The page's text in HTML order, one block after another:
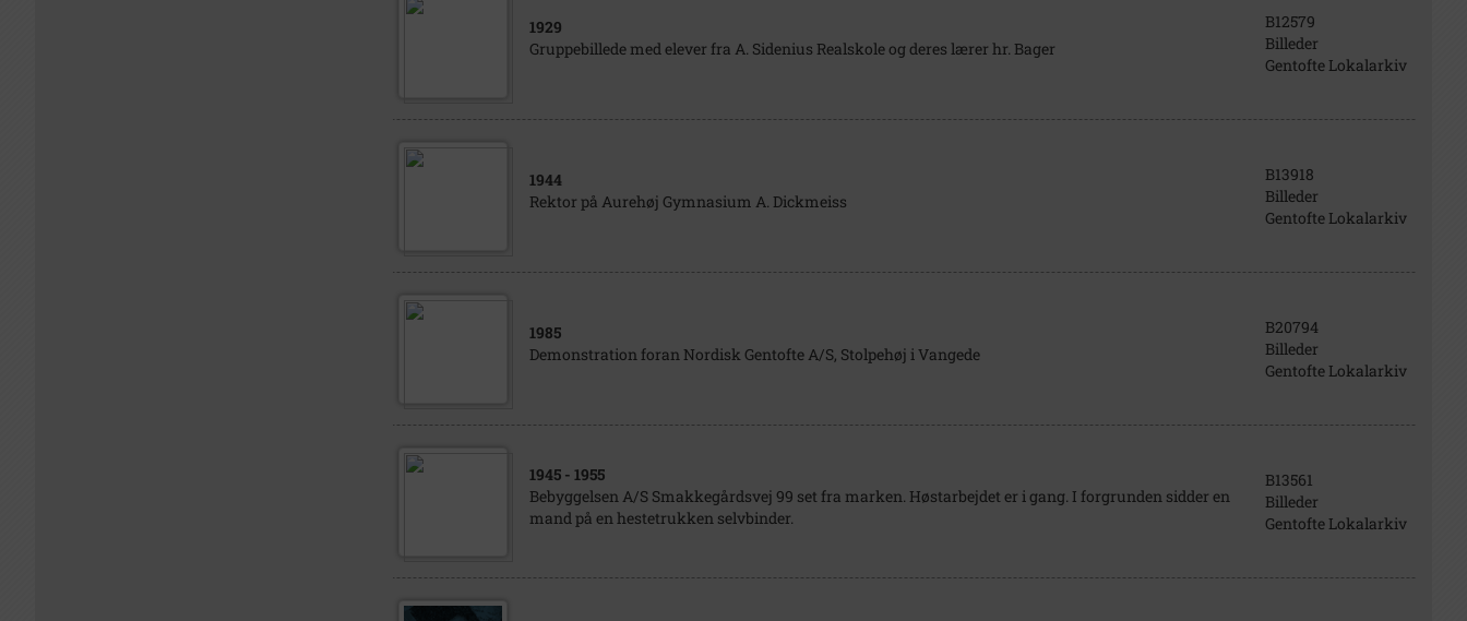
1929
Gruppebillede med elever fra A. Sidenius Realskole og deres lærer hr. Bager
B12579
Billeder
Gentofte Lokalarkiv
1944
Rektor på Aurehøj Gymnasium A. Dickmeiss
B13918
Billeder
Gentofte Lokalarkiv
1985
Demonstration foran Nordisk Gentofte A/S, Stolpehøj i Vangede
B20794
Billeder
Gentofte Lokalarkiv
1945 - 1955
Bebyggelsen A/S Smakkegårdsvej 99 set fra marken. Høstarbejdet er i gang. I forgrunden sidder en
mand på en hestetrukken selvbinder.
B13561
Billeder
Gentofte Lokalarkiv